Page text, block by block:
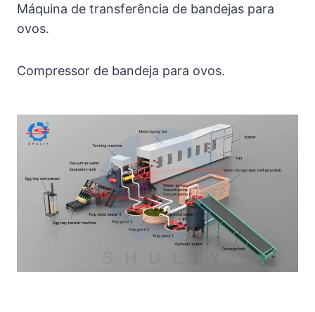
Máquina de transferência de bandejas para
ovos.
Compressor de bandeja para ovos.